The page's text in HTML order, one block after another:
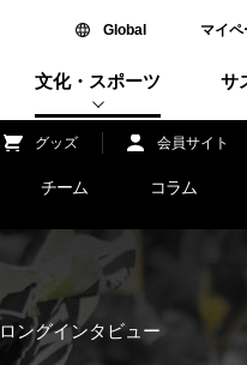
Global新しいウィンド
マイペ
文化・スポーツ サ
グッズ 会員サイト
チーム コラム
ロングインタビュー